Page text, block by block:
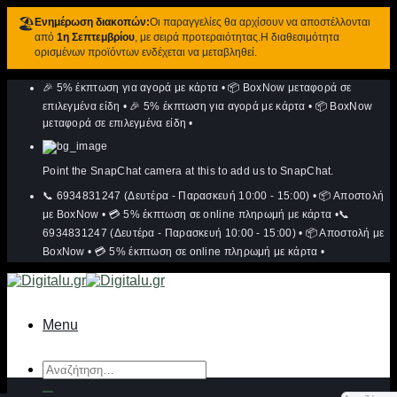
🏖️ Ενημέρωση διακοπών:Οι παραγγελίες θα αρχίσουν να αποστέλλονται
από 1η Σεπτεμβρίου, με σειρά προτεραιότητας.Η διαθεσιμότητα
ορισμένων προϊόντων ενδέχεται να μεταβληθεί.
περιεχόμενο
🎉 5% έκπτωση για αγορά με κάρτα • 📦 BoxNow μεταφορά σε
επιλεγμένα είδη • 🎉 5% έκπτωση για αγορά με κάρτα • 📦 BoxNow
μεταφορά σε επιλεγμένα είδη •
Point the SnapChat camera at this to add us to SnapChat.
📞 6934831247 (Δευτέρα - Παρασκευή 10:00 - 15:00) • 📦 Αποστολή
με BoxNow • 💳 5% έκπτωση σε online πληρωμή με κάρτα •📞
6934831247 (Δευτέρα - Παρασκευή 10:00 - 15:00) • 📦 Αποστολή με
BoxNow • 💳 5% έκπτωση σε online πληρωμή με κάρτα •
Menu
Αναζήτηση
για: